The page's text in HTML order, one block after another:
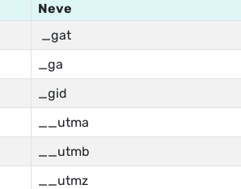
Neve
_gat
_ga
_gid
__utma
__utmb
__utmz